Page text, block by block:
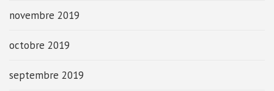
novembre 2019
octobre 2019
septembre 2019